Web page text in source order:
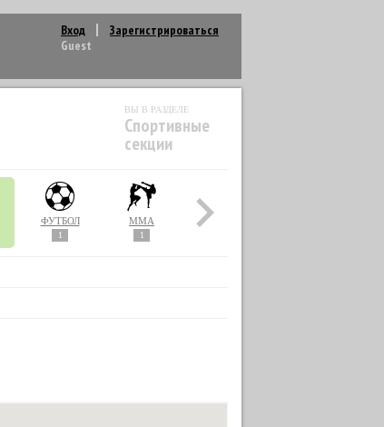
Вход
Зарегистрироваться
Guest
ВЫ В РАЗДЕЛЕ
Спортивные
секции
ФУТБОЛ
1
MMA
1